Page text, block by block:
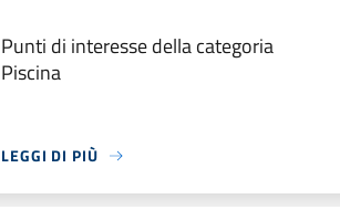
Punti di interesse della categoria
Piscina
LEGGI DI PIÙ